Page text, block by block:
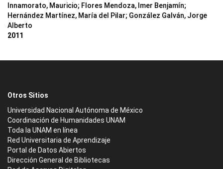
Innamorato, Mauricio; Flores Mendoza, Imer Benjamín;
Hernández Martínez, María del Pilar; González Galván, Jorge
Alberto
2011
Otros Sitios
Universidad Nacional Autónoma de México
Coordinación de Humanidades UNAM
Toda la UNAM en línea
Red Universitaria de Aprendizaje
Portal de Datos Abiertos
Dirección General de Bibliotecas